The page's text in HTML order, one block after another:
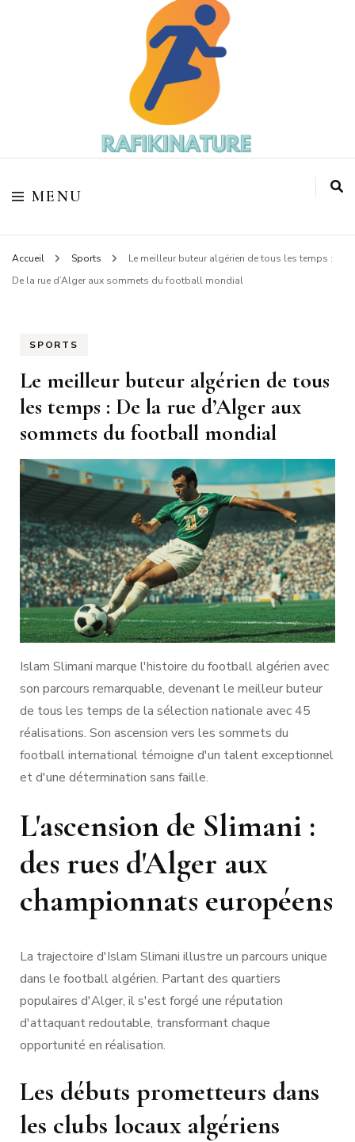
Rafikinature
MENU
Accueil Sports
Le meilleur buteur algérien de tous les temps :
De la rue d’Alger aux sommets du football mondial
SPORTS
Le meilleur buteur algérien de tous
les temps : De la rue d’Alger aux
sommets du football mondial
Islam Slimani marque l'histoire du football algérien avec
son parcours remarquable, devenant le meilleur buteur
de tous les temps de la sélection nationale avec 45
réalisations. Son ascension vers les sommets du
football international témoigne d'un talent exceptionnel
et d'une détermination sans faille.
L'ascension de Slimani :
des rues d'Alger aux
championnats européens
La trajectoire d'Islam Slimani illustre un parcours unique
dans le football algérien. Partant des quartiers
populaires d'Alger, il s'est forgé une réputation
d'attaquant redoutable, transformant chaque
opportunité en réalisation.
Les débuts prometteurs dans
les clubs locaux algériens